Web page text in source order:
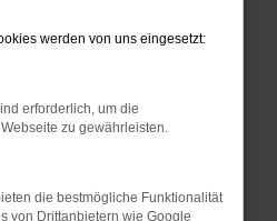
Seiten
die Seite in einem
neu.
werden von uns eingesetzt:
erforderlich, um die
zu gewährleisten.
die bestmögliche Funktionalität
von Drittanbietern wie Google